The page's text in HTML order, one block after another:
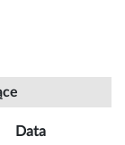
Data